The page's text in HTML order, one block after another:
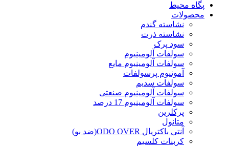
پگاه محیط
محصولات
نشاسته گندم
نشاسته ذرت
سود پرک
سولفات آلومینیوم
سولفات آلومینیوم مایع
آمونیوم پرسولفات
سولفات سدیم
سولفات آلومینیوم صنعتی
سولفات آلومینیوم 17 درصد
پرکلرین
متانول
آنتی باکتریال ODO OVER(ضد بو)
کربنات کلسیم